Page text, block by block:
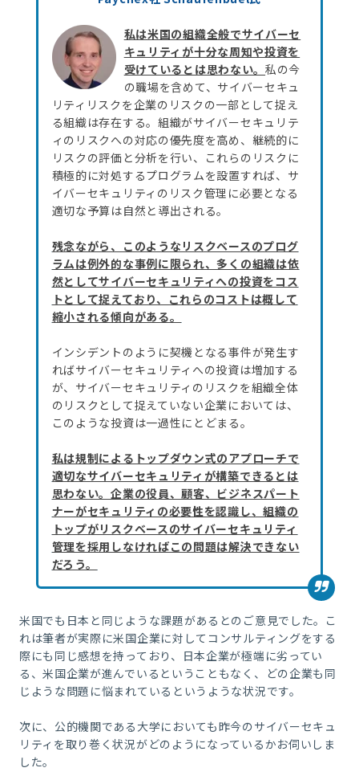
私は米国の組織全般でサイバーセ
キュリティが十分な周知や投資を
受けているとは思わない。私の今
の職場を含めて、サイバーセキュ
リティリスクを企業のリスクの一部として捉え
る組織は存在する。組織がサイバーセキュリテ
ィのリスクへの対応の優先度を高め、継続的に
リスクの評価と分析を行い、これらのリスクに
積極的に対処するプログラムを設置すれば、サ
イバーセキュリティのリスク管理に必要となる
適切な予算は自然と導出される。
残念ながら、このようなリスクベースのプログ
ラムは例外的な事例に限られ、多くの組織は依
然としてサイバーセキュリティへの投資をコス
トとして捉えており、これらのコストは概して
縮小される傾向がある。
インシデントのように契機となる事件が発生す
ればサイバーセキュリティへの投資は増加する
が、サイバーセキュリティのリスクを組織全体
のリスクとして捉えていない企業においては、
このような投資は一過性にとどまる。
私は規制によるトップダウン式のアプローチで
適切なサイバーセキュリティが構築できるとは
思わない。企業の役員、顧客、ビジネスパート
ナーがセキュリティの必要性を認識し、組織の
トップがリスクベースのサイバーセキュリティ
管理を採用しなければこの問題は解決できない
だろう。
米国でも日本と同じような課題があるとのご意見でした。こ
れは筆者が実際に米国企業に対してコンサルティングをする
際にも同じ感想を持っており、日本企業が極端に劣ってい
る、米国企業が進んでいるということもなく、どの企業も同
じような問題に悩まれているというような状況です。
次に、公的機関である大学においても昨今のサイバーセキュ
リティを取り巻く状況がどのようになっているかお伺いしま
した。